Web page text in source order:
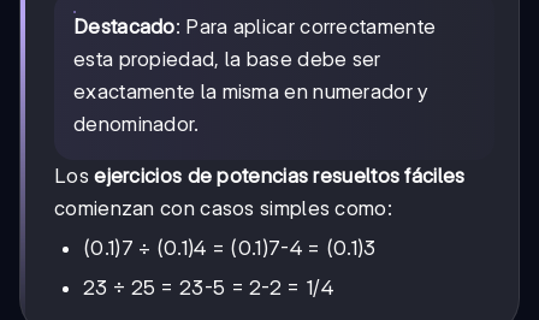
Destacado: Para aplicar correctamente
esta propiedad, la base debe ser
exactamente la misma en numerador y
denominador.
Losejercicios de potencias resueltos fáciles
comienzan con casos simples como:
(0.1)7 ÷ (0.1)4 = (0.1)7-4 = (0.1)3
23 ÷ 25 = 23-5 = 2-2 = 1/4